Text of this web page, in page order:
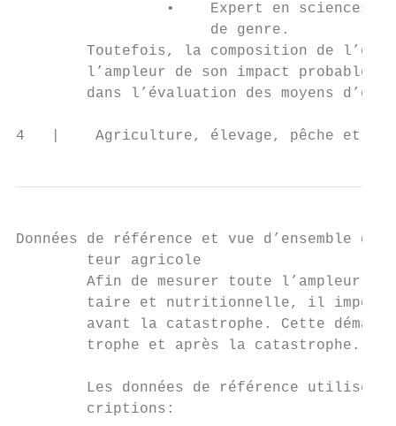
•    Expert en sciences
                      de genre.
Toutefois, la composition de
l’ampleur de son impact probable
dans l’évaluation des moyens
4   |    Agriculture, élevage, pêche et
Données de référence et vue d’ensemble du
        teur agricole
Afin de mesurer toute l’ampleur
taire et nutritionnelle, il
avant la catastrophe. Cette
        trophe et après la catastrophe.
Les données de référence
        criptions: